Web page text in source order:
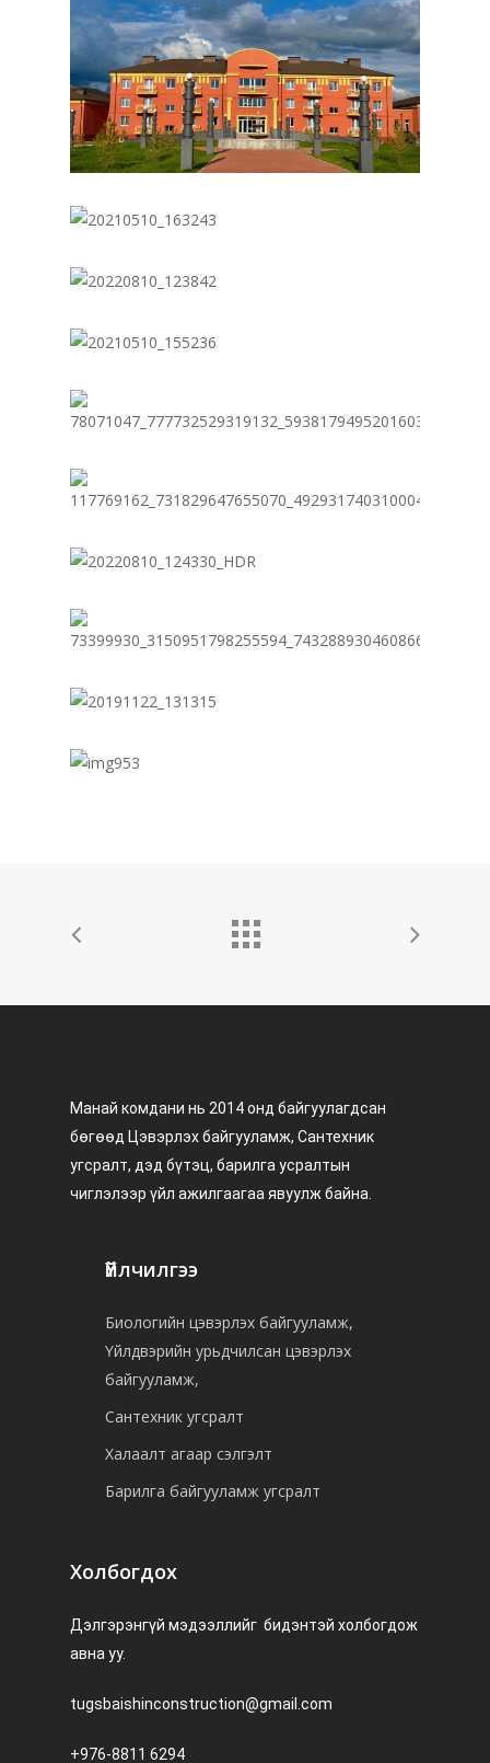
Манай комдани нь 2014 онд байгуулагдсан
бөгөөд Цэвэрлэх байгууламж, Сантехник
угсралт, дэд бүтэц, барилга усралтын
чиглэлээр үйл ажилгаагаа явуулж байна.
Үйлчилгээ
Биологийн цэвэрлэх байгууламж,
Үйлдвэрийн урьдчилсан цэвэрлэх
байгууламж,
Сантехник угсралт
Халаалт агаар сэлгэлт
Барилга байгууламж угсралт
Холбогдох
Дэлгэрэнгүй мэдээллийг бидэнтэй холбогдож
авна уу.
tugsbaishinconstruction@gmail.com
+976-8811 6294